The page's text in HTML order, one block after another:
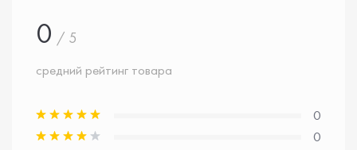
0 / 5
средний рейтинг товара
0
0